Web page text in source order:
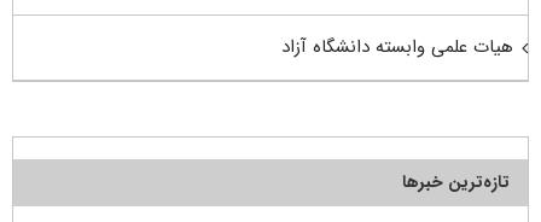
هیات علمی وابسته دانشگاه آزاد
تازه‌ترین خبرها